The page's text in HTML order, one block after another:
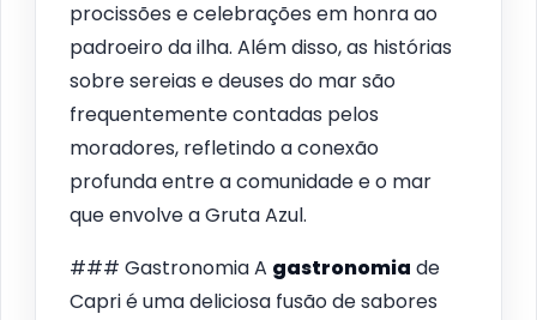
procissões e celebrações em honra ao
padroeiro da ilha. Além disso, as histórias
sobre sereias e deuses do mar são
frequentemente contadas pelos
moradores, refletindo a conexão
profunda entre a comunidade e o mar
que envolve a Gruta Azul.
### Gastronomia A gastronomia de
Capri é uma deliciosa fusão de sabores